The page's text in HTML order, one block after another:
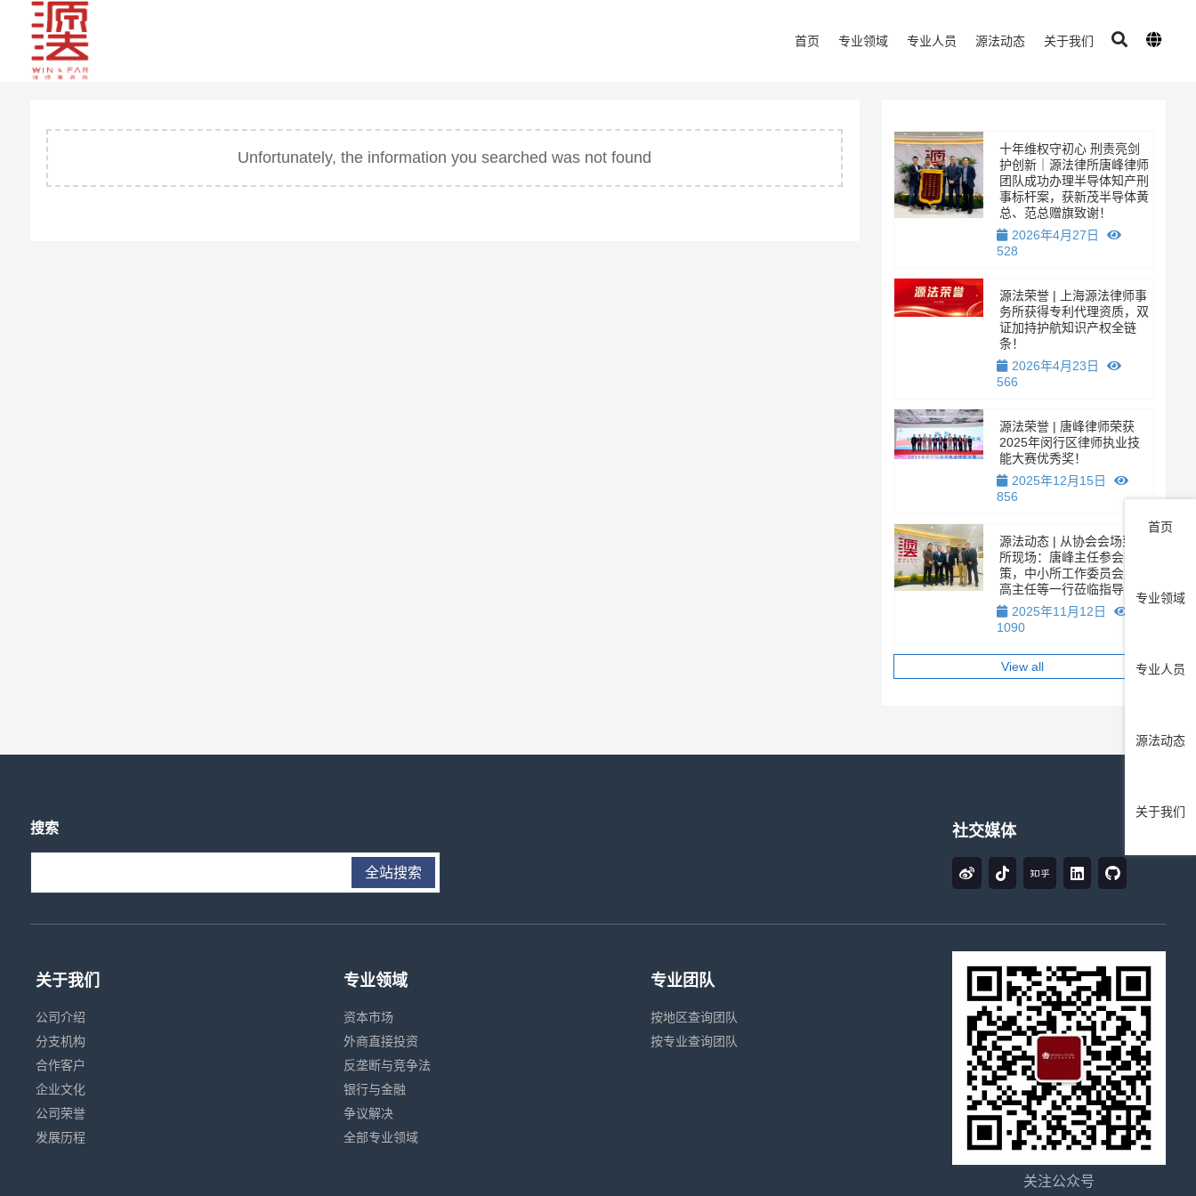
首页 专业领域 专业人员 源法动态 关于我们
Unfortunately, the information you searched was not found
十年维权守初心 刑责亮剑
护创新｜源法律所唐峰律师
团队成功办理半导体知产刑
事标杆案，获新茂半导体黄
总、范总赠旗致谢！
2026年4月27日
528
源法荣誉 | 上海源法律师事
务所获得专利代理资质，双
证加持护航知识产权全链
条！
2026年4月23日
566
源法荣誉 | 唐峰律师荣获
2025年闵行区律师执业技
能大赛优秀奖！
2025年12月15日
856
源法动态 | 从协会会场到本
所现场：唐峰主任参会献
策，中小所工作委员会周吉
高主任等一行莅临指导！
2025年11月12日
1090
View all
搜索
全站搜索
社交媒体
关于我们
公司介绍
分支机构
合作客户
企业文化
公司荣誉
发展历程
专业领域
资本市场
外商直接投资
反垄断与竞争法
银行与金融
争议解决
全部专业领域
专业团队
按地区查询团队
按专业查询团队
关注公众号
首页
专业领域
专业人员
源法动态
关于我们